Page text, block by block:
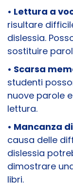
• Lettura a
risultare
dislessia.
sostituire
• Scarsa
studenti
nuove parole
lettura.
• Mancanza
causa delle
dislessia
dimostrare
libri.